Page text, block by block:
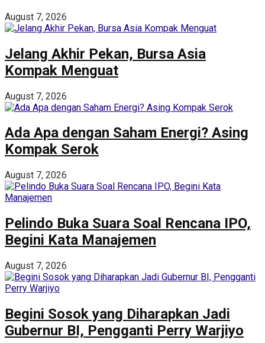
August 7, 2026
Jelang Akhir Pekan, Bursa Asia
Kompak Menguat
August 7, 2026
Ada Apa dengan Saham Energi? Asing
Kompak Serok
August 7, 2026
Pelindo Buka Suara Soal Rencana IPO,
Begini Kata Manajemen
August 7, 2026
Begini Sosok yang Diharapkan Jadi
Gubernur BI, Pengganti Perry Warjiyo